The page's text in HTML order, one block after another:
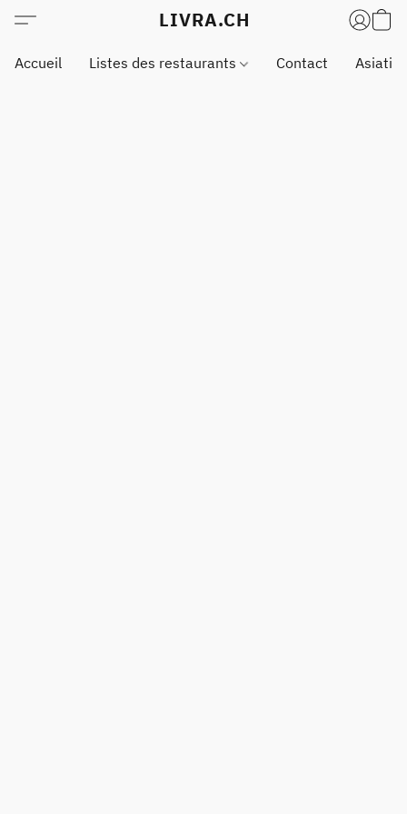
LIVRA.CH
Accueil Listes des restaurants Contact